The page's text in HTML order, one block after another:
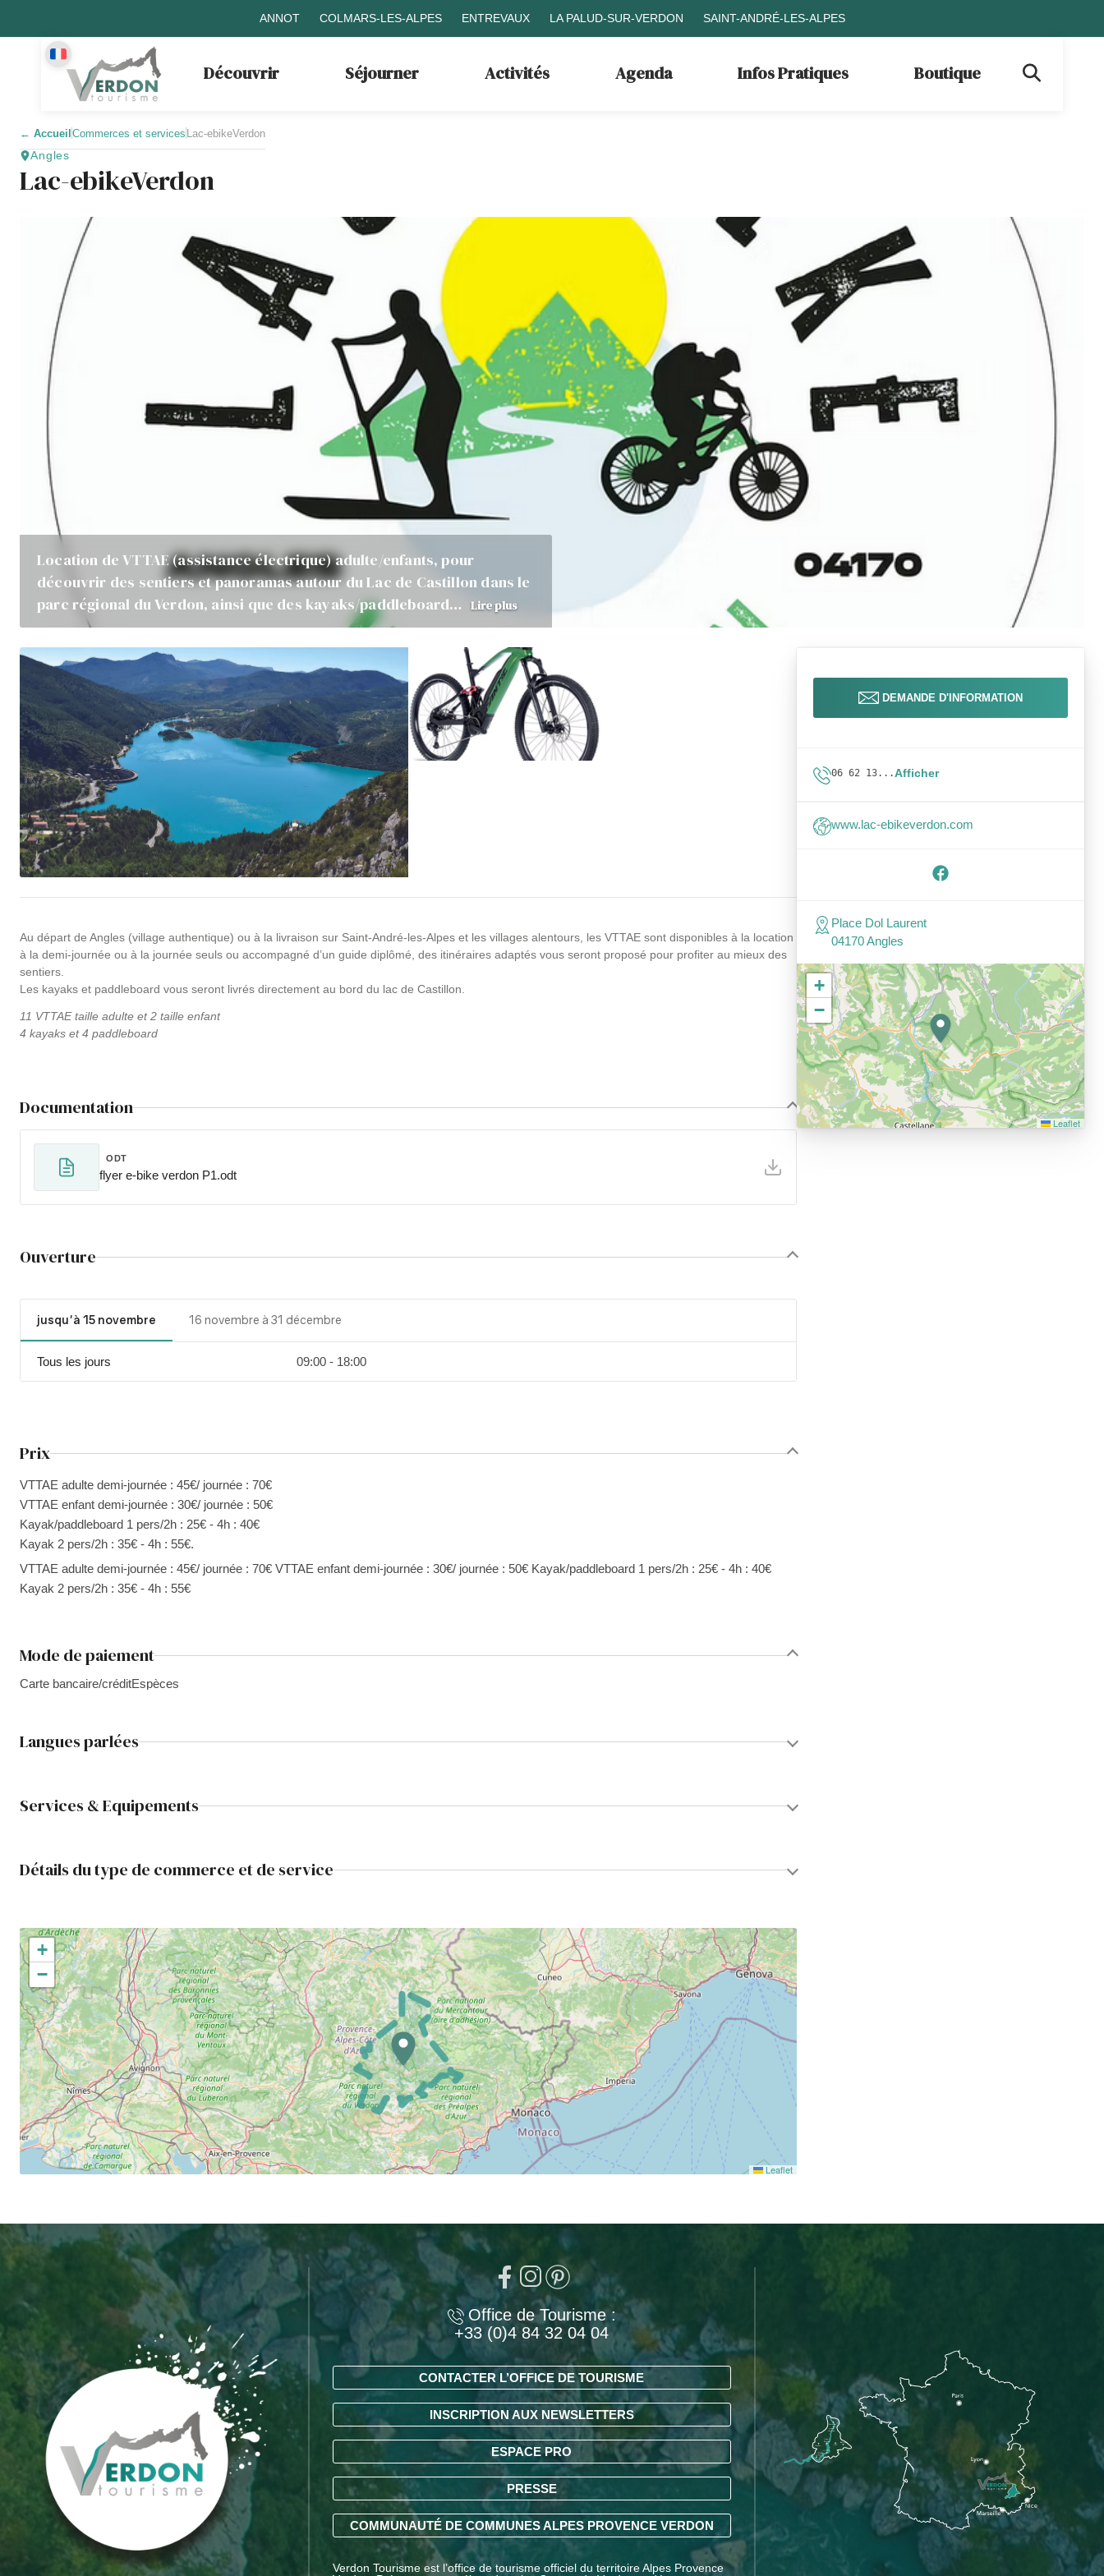
ANNOT COLMARS-LES-ALPES ENTREVAUX LA PALUD-SUR-VERDON SAINT-ANDRÉ-LES-ALPES
Découvrir Séjourner Activités Agenda Infos Pratiques Boutique
← AccueilCommerces et services Lac-ebikeVerdon
Angles
Lac-ebikeVerdon
Location de VTTAE (assistance électrique) adulte/enfants, pour
découvrir des sentiers et panoramas autour du Lac de Castillon dans le
parc régional du Verdon, ainsi que des kayaks/paddleboard… Lire plus
Au départ de Angles (village authentique) ou à la livraison sur Saint-André-les-Alpes et les villages alentours, les VTTAE sont disponibles à la location
à la demi-journée ou à la journée seuls ou accompagné d’un guide diplômé, des itinéraires adaptés vous seront proposé pour profiter au mieux des
sentiers.
Les kayaks et paddleboard vous seront livrés directement au bord du lac de Castillon.
11 VTTAE taille adulte et 2 taille enfant
4 kayaks et 4 paddleboard
Documentation
ODT
flyer e-bike verdon P1.odt
Ouverture
jusqu'à 15 novembre 16 novembre à 31 décembre
Tous les jours 09:00 - 18:00
Prix
VTTAE adulte demi-journée : 45€/ journée : 70€
VTTAE enfant demi-journée : 30€/ journée : 50€
Kayak/paddleboard 1 pers/2h : 25€ - 4h : 40€
Kayak 2 pers/2h : 35€ - 4h : 55€.
VTTAE adulte demi-journée : 45€/ journée : 70€ VTTAE enfant demi-journée : 30€/ journée : 50€ Kayak/paddleboard 1 pers/2h : 25€ - 4h : 40€
Kayak 2 pers/2h : 35€ - 4h : 55€
Mode de paiement
Carte bancaire/créditEspèces
Langues parlées
Services & Equipements
Détails du type de commerce et de service
+
−
Leaflet
DEMANDE D'INFORMATION
06 62 13...Afficher
www.lac-ebikeverdon.com
Place Dol Laurent
04170 Angles
+
−
Leaflet
Office de Tourisme :
+33 (0)4 84 32 04 04
CONTACTER L’OFFICE DE TOURISME
INSCRIPTION AUX NEWSLETTERS
ESPACE PRO
PRESSE
COMMUNAUTÉ DE COMMUNES ALPES PROVENCE VERDON
Verdon Tourisme est l’office de tourisme officiel du territoire Alpes Provence